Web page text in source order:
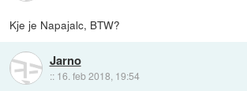
Kje je Napajalc, BTW?
Jarno
:: 16. feb 2018, 19:54